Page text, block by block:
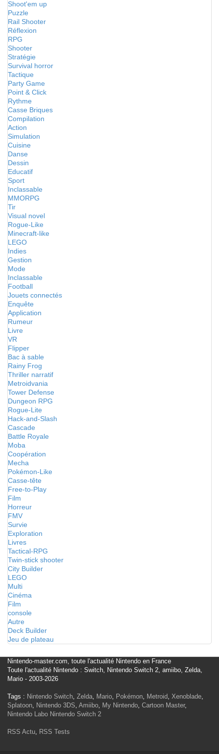
Shoot'em up
Puzzle
Rail Shooter
Réflexion
RPG
Shooter
Stratégie
Survival horror
Tactique
Party Game
Point & Click
Rythme
Casse Briques
Compilation
Action
Simulation
Cuisine
Danse
Dessin
Educatif
Sport
Inclassable
MMORPG
Tir
Visual novel
Rogue-Like
Minecraft-like
LEGO
Indies
Gestion
Mode
Inclassable
Football
Jouets connectés
Enquête
Application
Rumeur
Livre
VR
Flipper
Bac à sable
Rainy Frog
Thriller narratif
Metroidvania
Tower Defense
Dungeon RPG
Rogue-Lite
Hack-and-Slash
Cascade
Battle Royale
Moba
Coopération
Mecha
Pokémon-Like
Casse-tête
Free-to-Play
Film
Horreur
FMV
Survie
Exploration
Livres
Tactical-RPG
Twin-stick shooter
City Builder
LEGO
Multi
Cinéma
Film
console
Autre
Deck Builder
Jeu de plateau
Nintendo-master.com, toute l'actualité Nintendo en France
Toute l'actualité Nintendo : Switch, Nintendo Switch 2, amiibo, Zelda,
Mario - 2003-2026
Tags : Nintendo Switch, Zelda, Mario, Pokémon, Metroid, Xenoblade,
Splatoon, Nintendo 3DS, Amiibo, My Nintendo, Cartoon Master,
Nintendo Labo Nintendo Switch 2
RSS Actu, RSS Tests